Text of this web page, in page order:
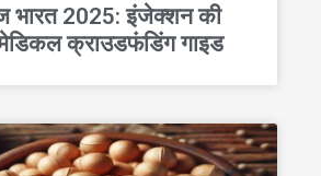
भारत 2025: इंजेक्शन की
क्राउडफंडिंग गाइड